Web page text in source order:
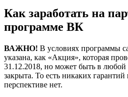
Как заработать на
программе ВК
ВАЖНО! В условиях программы
указана, как «Акция», которая
31.12.2018, но может быть в
закрыта. То есть никаких гарантий
перспективе нет.